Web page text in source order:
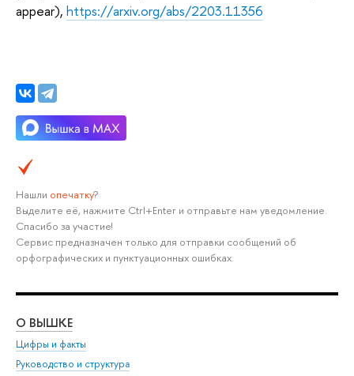
appear), https://arxiv.org/abs/2203.11356
Нашли опечатку?
Выделите её, нажмите Ctrl+Enter и отправьте нам уведомление.
Спасибо за участие!
Сервис предназначен только для отправки сообщений об
орфографических и пунктуационных ошибках.
О ВЫШКЕ
Цифры и факты
Руководство и структура